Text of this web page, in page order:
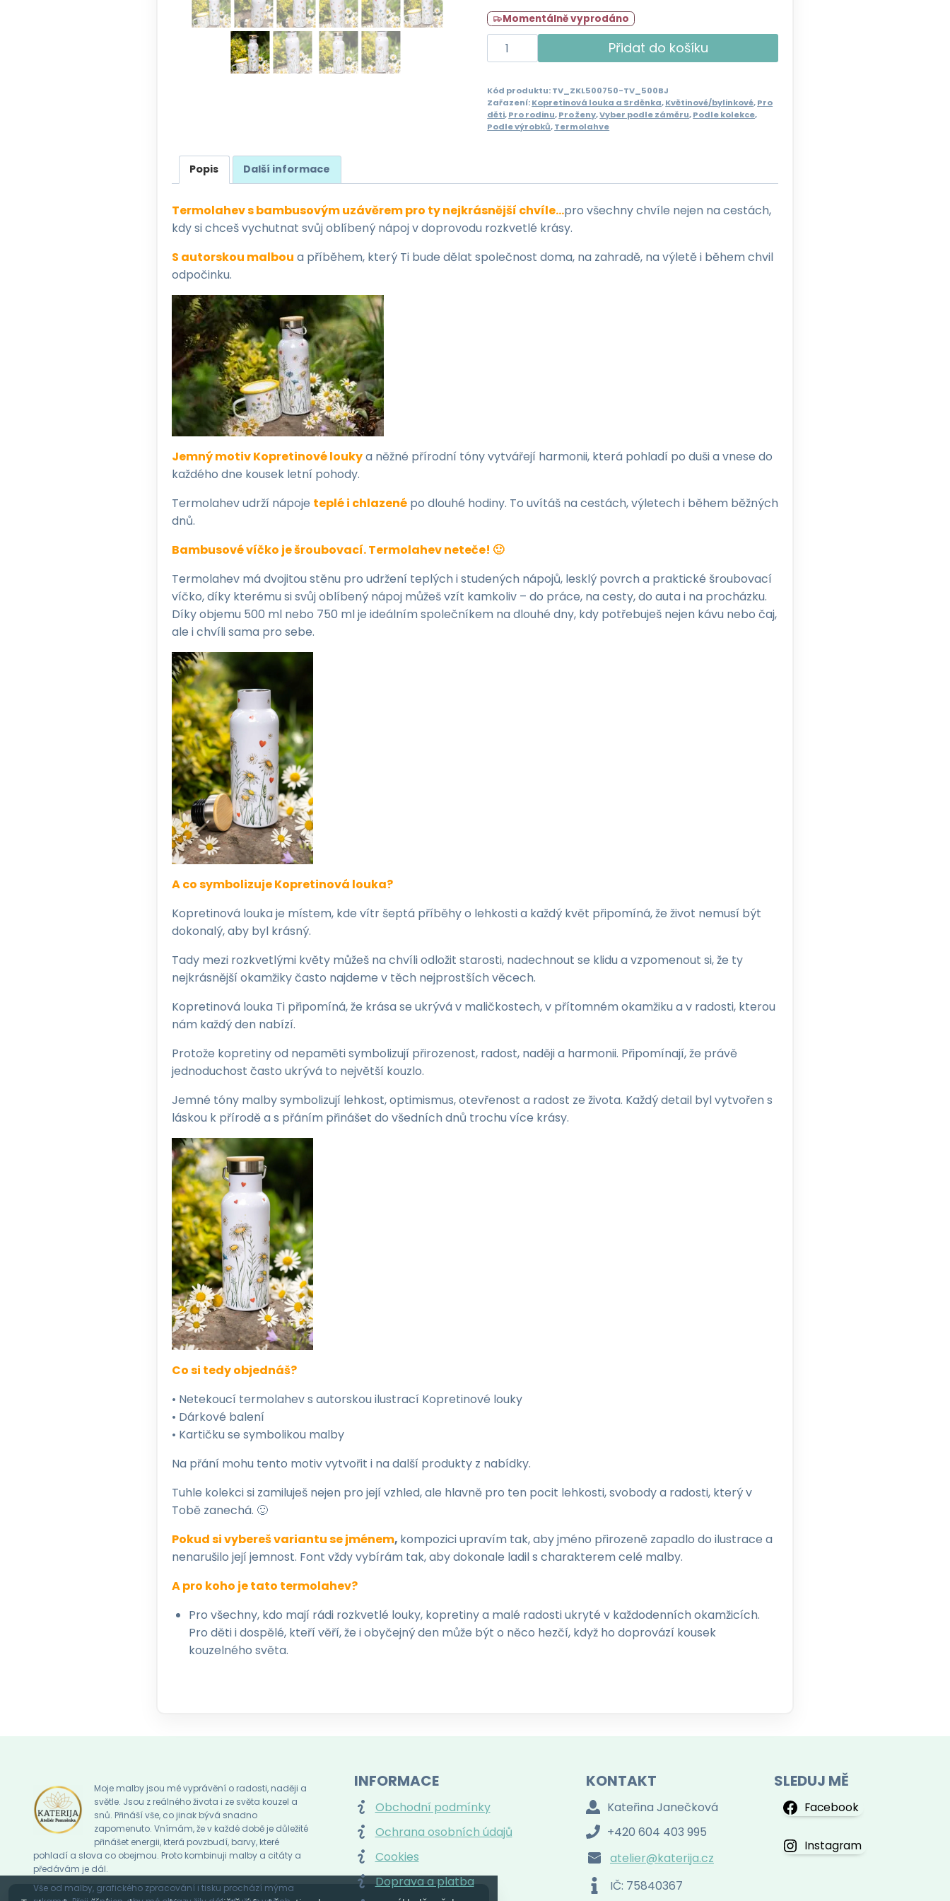
Momentálně vyprodáno
Termolahev
z
louky
500/750ml
množství
Přidat do košíku
Kód produktu:TV_ZKL500750-TV_500BJ
Zařazení:Kopretinová louka a Srděnka,Květinové/bylinkové,Pro
děti,Pro rodinu,Pro ženy,Vyber podle záměru,Podle kolekce,
Podle výrobků,Termolahve
Popis Další informace
Termolahev s bambusovým uzávěrem pro ty nejkrásnější chvíle…pro všechny chvíle nejen na cestách,
kdy si chceš vychutnat svůj oblíbený nápoj v doprovodu rozkvetlé krásy.
S autorskou malbou a příběhem, který Ti bude dělat společnost doma, na zahradě, na výletě i během chvil
odpočinku.
Jemný motiv Kopretinové loukya něžné přírodní tóny vytvářejí harmonii, která pohladí po duši a vnese do
každého dne kousek letní pohody.
Termolahev udrží nápoje teplé i chlazené po dlouhé hodiny. To uvítáš na cestách, výletech i během běžných
dnů.
Bambusové víčko je šroubovací. Termolahev neteče! 🙂
Termolahev má dvojitou stěnu pro udržení teplých i studených nápojů, lesklý povrch a praktické šroubovací
víčko, díky kterému si svůj oblíbený nápoj můžeš vzít kamkoliv – do práce, na cesty, do auta i na procházku.
Díky objemu 500 ml nebo 750 ml je ideálním společníkem na dlouhé dny, kdy potřebuješ nejen kávu nebo čaj,
ale i chvíli sama pro sebe.
A co symbolizuje Kopretinová louka?
Kopretinová louka je místem, kde vítr šeptá příběhy o lehkosti a každý květ připomíná, že život nemusí být
dokonalý, aby byl krásný.
Tady mezi rozkvetlými květy můžeš na chvíli odložit starosti, nadechnout se klidu a vzpomenout si, že ty
nejkrásnější okamžiky často najdeme v těch nejprostších věcech.
Kopretinová louka Ti připomíná, že krása se ukrývá v maličkostech, v přítomném okamžiku a v radosti, kterou
nám každý den nabízí.
Protože kopretiny od nepaměti symbolizují přirozenost, radost, naději a harmonii. Připomínají, že právě
jednoduchost často ukrývá to největší kouzlo.
Jemné tóny malby symbolizují lehkost, optimismus, otevřenost a radost ze života. Každý detail byl vytvořen s
láskou k přírodě a s přáním přinášet do všedních dnů trochu více krásy.
Co si tedy objednáš?
• Netekoucí termolahev s autorskou ilustrací Kopretinové louky
• Dárkové balení
• Kartičku se symbolikou malby
Na přání mohu tento motiv vytvořit i na další produkty z nabídky.
Tuhle kolekci si zamiluješ nejen pro její vzhled, ale hlavně pro ten pocit lehkosti, svobody a radosti, který v
Tobě zanechá. 🙂
Pokud si vybereš variantu se jménem, kompozici upravím tak, aby jméno přirozeně zapadlo do ilustrace a
nenarušilo její jemnost. Font vždy vybírám tak, aby dokonale ladil s charakterem celé malby.
A pro koho je tato termolahev?
Pro všechny, kdo mají rádi rozkvetlé louky, kopretiny a malé radosti ukryté v každodenních okamžicích.
Pro děti i dospělé, kteří věří, že i obyčejný den může být o něco hezčí, když ho doprovází kousek
kouzelného světa.
Moje malby jsou mé vyprávění o radosti, naději a
světle. Jsou z reálného života i ze světa kouzel a
snů. Přináší vše, co jinak bývá snadno
zapomenuto. Vnímám, že v každé době je důležité
přinášet energii, která povzbudí, barvy, které
pohladí a slova co obejmou. Proto kombinuji malby a citáty a
předávám je dál.
Vše od malby, grafického zpracování i tisku prochází mýma
INFORMACE
Obchodní podmínky
Ochrana osobních údajů
Cookies
Doprava a platba
KONTAKT
Kateřina Janečková
+420 604 403 995
atelier@katerija.cz
IČ: 75840367
SLEDUJ MĚ
Facebook
Instagram